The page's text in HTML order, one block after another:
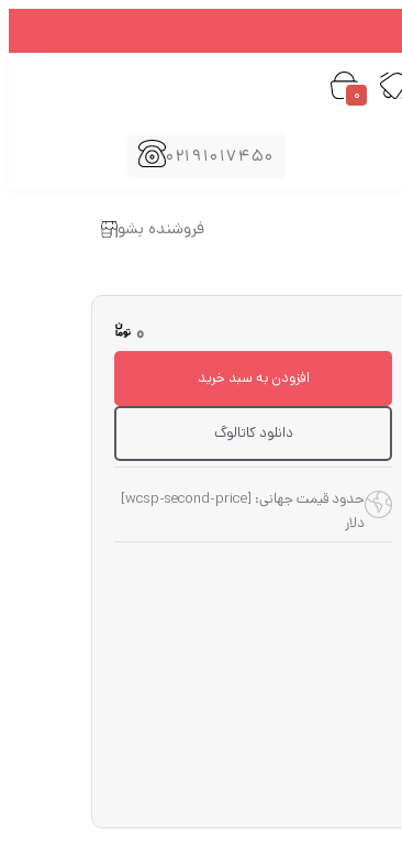
0
02191017450
فروشنده بشو
0
افزودن به سبد خرید
دانلود کاتالوگ
حدود قیمت جهانی: [wcsp-second-price]
دلار